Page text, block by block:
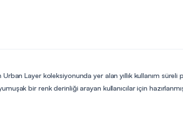
Layer koleksiyonunda yer alan yıllık kullanım
bir renk derinliği arayan kullanıcılar için